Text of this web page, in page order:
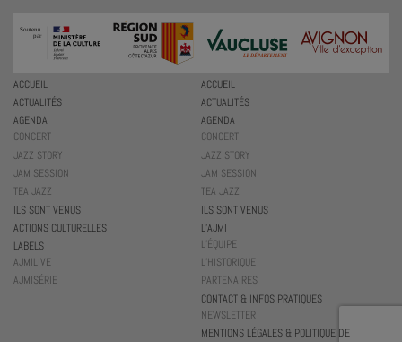
ACCUEIL
ACTUALITÉS
AGENDA
CONCERT
JAZZ STORY
JAM SESSION
TEA JAZZ
ILS SONT VENUS
ACCUEIL
ACTUALITÉS
AGENDA
CONCERT
JAZZ STORY
JAM SESSION
TEA JAZZ
ILS SONT VENUS
ACTIONS CULTURELLES
LABELS
AJMILIVE
AJMISÉRIE
L’AJMI
L’ÉQUIPE
L’HISTORIQUE
PARTENAIRES
CONTACT & INFOS PRATIQUES
NEWSLETTER
MENTIONS LÉGALES & POLITIQUE DE